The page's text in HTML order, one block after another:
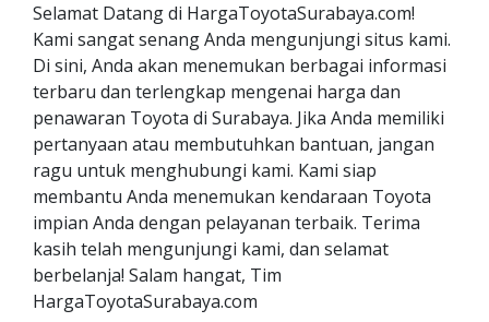
Selamat Datang di HargaToyotaSurabaya.com!
Kami sangat senang Anda mengunjungi situs kami.
Di sini, Anda akan menemukan berbagai informasi
terbaru dan terlengkap mengenai harga dan
penawaran Toyota di Surabaya. Jika Anda memiliki
pertanyaan atau membutuhkan bantuan, jangan
ragu untuk menghubungi kami. Kami siap
membantu Anda menemukan kendaraan Toyota
impian Anda dengan pelayanan terbaik. Terima
kasih telah mengunjungi kami, dan selamat
berbelanja! Salam hangat, Tim
HargaToyotaSurabaya.com